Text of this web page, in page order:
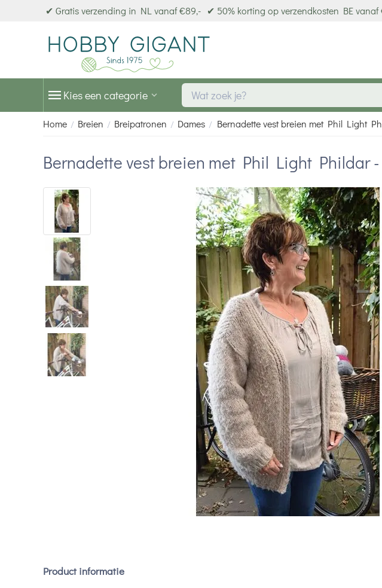
✔ Gratis verzending in NL vanaf €89,- ✔ 50% korting op verzendkosten BE vanaf
Kies een categorie
Home / Breien / Breipatronen / Dames / Bernadette vest breien met Phil Light
Bernadette vest breien met Phil Light Phildar
Product informatie